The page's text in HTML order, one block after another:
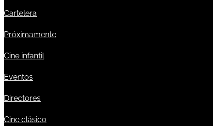
Cartelera
Próximamente
Cine infantil
Eventos
Directores
Cine clásico